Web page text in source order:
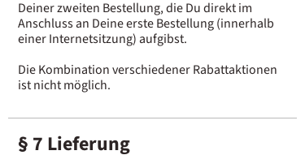
Deiner zweiten Bestellung, die Du direkt im
Anschluss an Deine erste Bestellung (innerhalb
einer Internetsitzung) aufgibst.
Die Kombination verschiedener Rabattaktionen
ist nicht möglich.
§ 7 Lieferung